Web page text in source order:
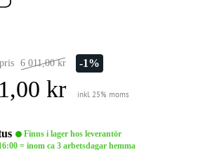
6 011,00 kr -1%
kr inkl. 25% moms
Finns i lager hos leverantör
= inom ca 3 arbetsdagar hemma